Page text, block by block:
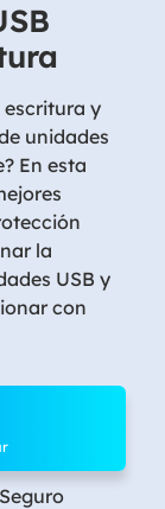
escritura y
unidades
En esta
la
USB y
con